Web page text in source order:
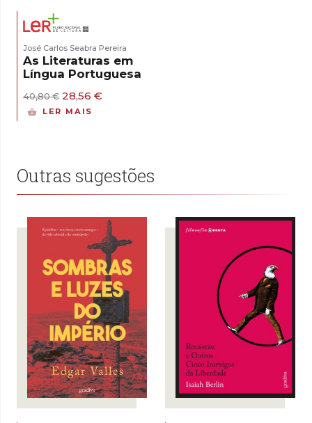
José Carlos Seabra Pereira
As Literaturas em
Língua Portuguesa
40,80€ O
preço
28,56 €
LER MAIS
Outras sugestões